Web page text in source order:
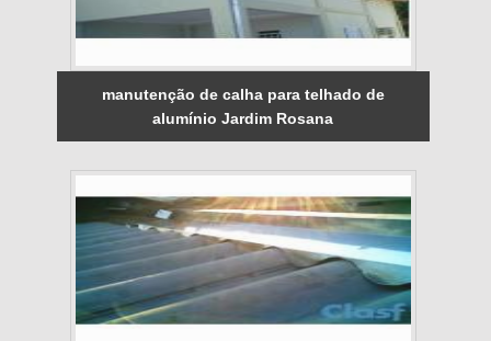
manutenção de calha para telhado de
alumínio Jardim Rosana